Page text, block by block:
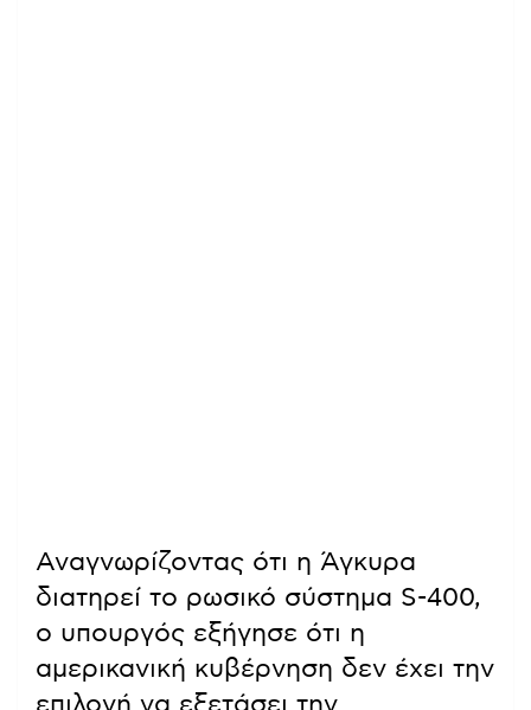
Αναγνωρίζοντας ότι η Άγκυρα
διατηρεί το ρωσικό σύστημα S-400,
ο υπουργός εξήγησε ότι η
αμερικανική κυβέρνηση δεν έχει την
επιλογή να εξετάσει την